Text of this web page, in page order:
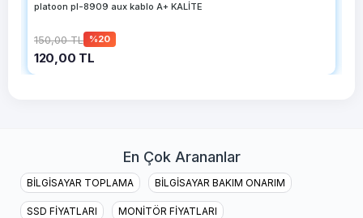
platoon pl-8909 aux kablo A+ KALİTE
150,00 TL %20
120,00 TL
En Çok Arananlar
BİLGİSAYAR TOPLAMA BİLGİSAYAR BAKIM ONARIM
SSD FİYATLARI MONİTÖR FİYATLARI